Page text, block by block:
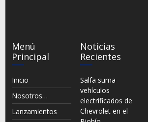
Menú
Principal
Inicio
Nosotros…
Lanzamientos
Noticias
Recientes
Salfa suma
vehículos
electrificados de
Chevrolet en el